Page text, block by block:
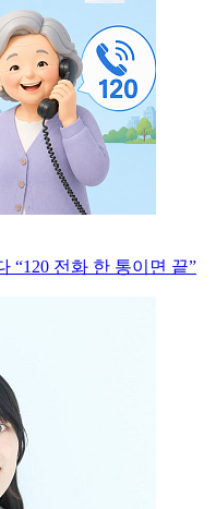
“120 전화 한 통이면 끝”